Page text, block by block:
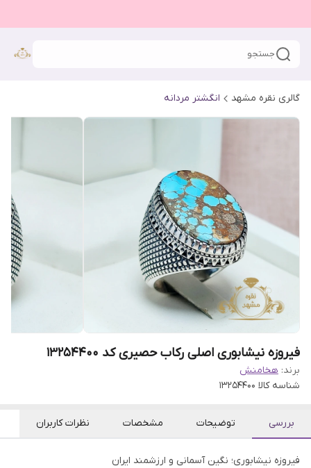
جستجو
گالری نقره مشهد انگشتر مردانه
فیروزه نیشابوری اصلی رکاب حصیری کد 13254400
برند: هخامنش
شناسه کالا 13254400
بررسی توضیحات مشخصات نظرات کاربران
فیروزه نیشابوری؛ نگین آسمانی و ارزشمند ایران